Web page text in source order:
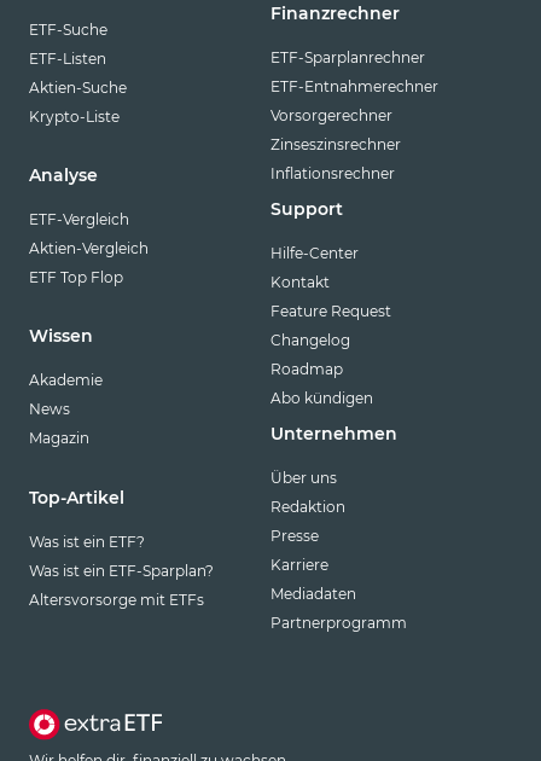
ETF-Suche
ETF-Listen
Aktien-Suche
Krypto-Liste
Analyse
ETF-Vergleich
Aktien-Vergleich
ETF Top Flop
Wissen
Akademie
News
Magazin
Top-Artikel
Was ist ein ETF?
Was ist ein ETF-Sparplan?
Altersvorsorge mit ETFs
Finanzrechner
ETF-Sparplanrechner
ETF-Entnahmerechner
Vorsorgerechner
Zinseszinsrechner
Inflationsrechner
Support
Hilfe-Center
Kontakt
Feature Request
Changelog
Roadmap
Abo kündigen
Unternehmen
Über uns
Redaktion
Presse
Karriere
Mediadaten
Partnerprogramm